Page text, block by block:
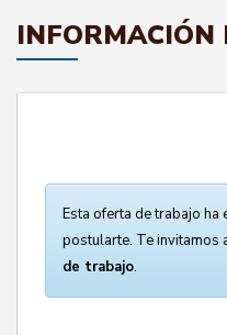
INFORMACIÓN
Esta oferta de trabajo ha
postularte. Te invitamos
de trabajo.